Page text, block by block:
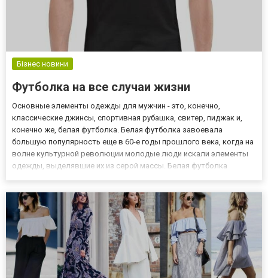
Бізнес новини
Футболка на все случаи жизни
Основные элементы одежды для мужчин - это, конечно,
классические джинсы, спортивная рубашка, свитер, пиджак и,
конечно же, белая футболка. Белая футболка завоевала
большую популярность еще в 60-е годы прошлого века, когда на
волне культурной революции молодые люди искали элементы
одежды, выделявшие их из серой массы. Белая футболка
ассоции...